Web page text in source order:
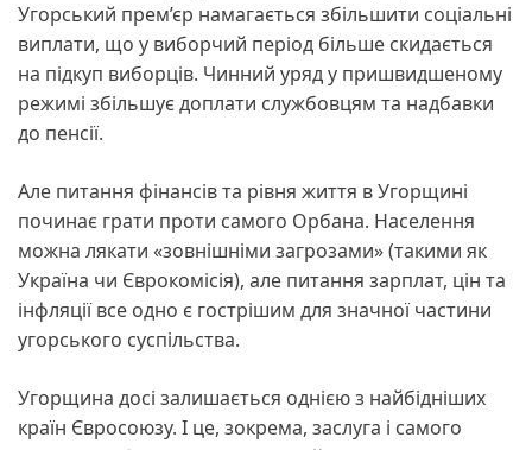
Угорський прем’єр намагається збільшити соціальні
виплати, що у виборчий період більше скидається
на підкуп виборців. Чинний уряд у пришвидшеному
режимі збільшує доплати службовцям та надбавки
до пенсії.
Але питання фінансів та рівня життя в Угорщині
починає грати проти самого Орбана. Населення
можна лякати «зовнішніми загрозами» (такими як
Україна чи Єврокомісія), але питання зарплат, цін та
інфляції все одно є гострішим для значної частини
угорського суспільства.
Угорщина досі залишається однією з найбідніших
країн Євросоюзу. І це, зокрема, заслуга і самого